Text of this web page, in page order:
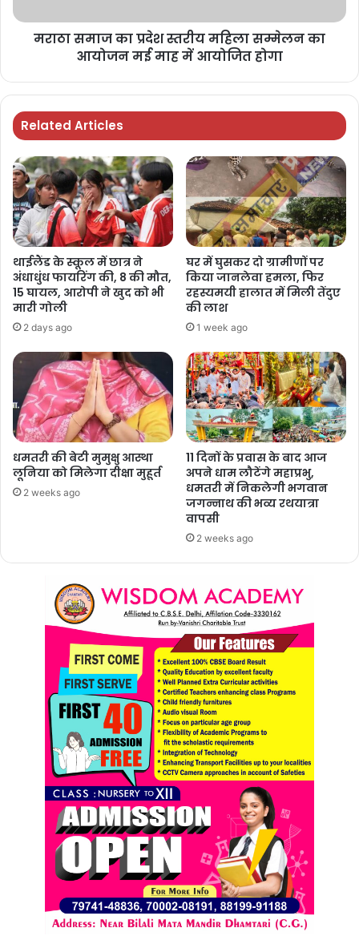
मराठा समाज का प्रदेश स्तरीय महिला सम्मेलन का
आयोजन मई माह में आयोजित होगा
Related Articles
थाईलैंड के स्कूल में छात्र ने
अंधाधुंध फायरिंग की, 8 की मौत,
15 घायल, आरोपी ने खुद को भी
मारी गोली
2 days ago
घर में घुसकर दो ग्रामीणों पर
किया जानलेवा हमला, फिर
रहस्यमयी हालात में मिली तेंदुए
की लाश
1 week ago
धमतरी की बेटी मुमुक्षु आस्था
लूनिया को मिलेगा दीक्षा मुहूर्त
2 weeks ago
11 दिनों के प्रवास के बाद आज
अपने धाम लौटेंगे महाप्रभु,
धमतरी में निकलेगी भगवान
जगन्नाथ की भव्य रथयात्रा
वापसी
2 weeks ago